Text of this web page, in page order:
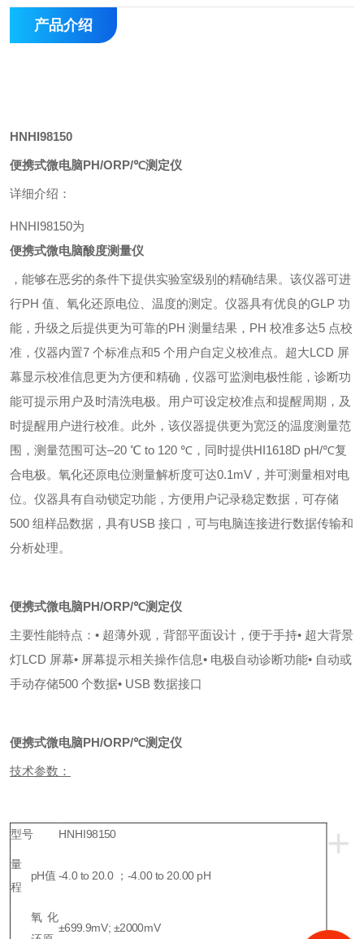
产品介绍
HNHI98150
便携式微电脑PH/ORP/℃测定仪
详细介绍：
HNHI98150为
便携式微电脑酸度测量仪
，能够在恶劣的条件下提供实验室级别的精确结果。该仪器可进
行PH 值、氧化还原电位、温度的测定。仪器具有优良的GLP 功
能，升级之后提供更为可靠的PH 测量结果，PH 校准多达5 点校
准，仪器内置7 个标准点和5 个用户自定义校准点。超大LCD 屏
幕显示校准信息更为方便和精确，仪器可监测电极性能，诊断功
能可提示用户及时清洗电极。用户可设定校准点和提醒周期，及
时提醒用户进行校准。此外，该仪器提供更为宽泛的温度测量范
围，测量范围可达–20 ℃ to 120 ℃，同时提供HI1618D pH/℃复
合电极。氧化还原电位测量解析度可达0.1mV，并可测量相对电
位。仪器具有自动锁定功能，方便用户记录稳定数据，可存储
500 组样品数据，具有USB 接口，可与电脑连接进行数据传输和
分析处理。
便携式微电脑PH/ORP/℃测定仪
主要性能特点 ： • 超薄外观，背部平面设计，便于手持• 超大背景
灯LCD 屏幕• 屏幕提示相关操作信息• 电极自动诊断功能• 自动或
手动存储500 个数据• USB 数据接口
便携式微电脑PH/ORP/℃测定仪
技术参数：
+
型号 HNHI98150
量
程
pH值 -4.0 to 20.0 ；-4.00 to 20.00 pH
氧化
±699.9mV; ±2000mV